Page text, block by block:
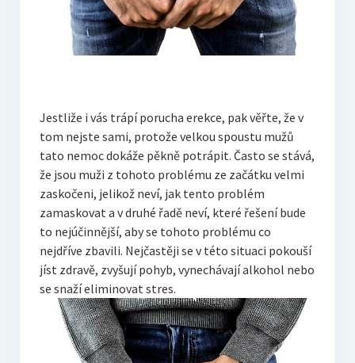
Jestliže i vás trápí porucha erekce, pak věřte, že v
tom nejste sami, protože velkou spoustu mužů
tato nemoc dokáže pěkně potrápit. Často se stává,
že jsou muži z tohoto problému ze začátku velmi
zaskočeni, jelikož neví, jak tento problém
zamaskovat a v druhé řadě neví, které řešení bude
to nejúčinnější, aby se tohoto problému co
nejdříve zbavili. Nejčastěji se v této situaci pokouší
jíst zdravě, zvyšují pohyb, vynechávají alkohol nebo
se snaží eliminovat stres.